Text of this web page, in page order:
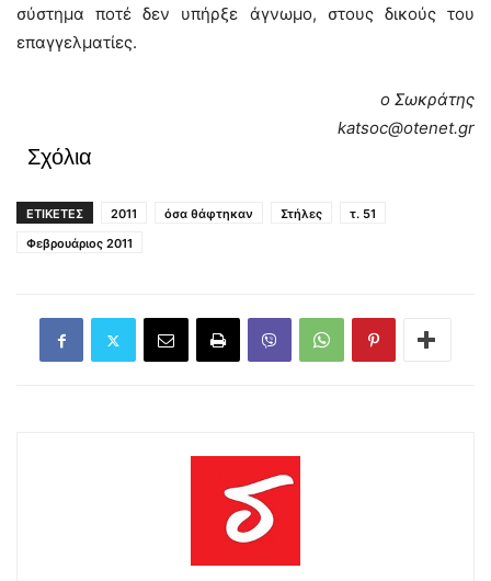
σύστημα ποτέ δεν υπήρξε άγνωμο, στους δικούς του
επαγγελματίες.
ο Σωκράτης
katsoc@otenet.gr
Σχόλια
ΕΤΙΚΕΤΕΣ 2011 όσα θάφτηκαν Στήλες
τ. 51
Φεβρουάριος 2011